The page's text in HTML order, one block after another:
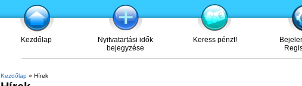
Kezdőlap
Nyitvatartási idők
bejegyzése
Keress pénzt!
Kezdőlap» Hírek